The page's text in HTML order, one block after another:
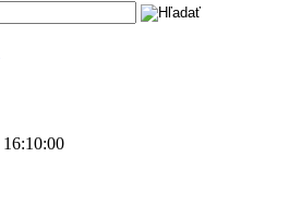
16:10:00